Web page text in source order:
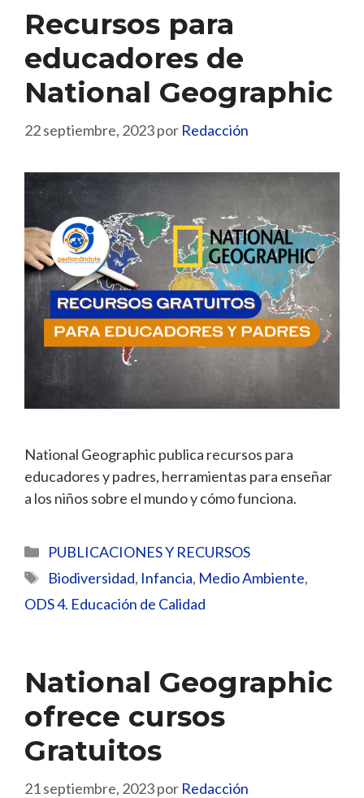
Recursos para
educadores de
National Geographic
22 septiembre, 2023por Redacción
National Geographic publica recursos para
educadores y padres, herramientas para enseñar
a los niños sobre el mundo y cómo funciona.
Categorías
PUBLICACIONES Y RECURSOS
Etiquetas
Biodiversidad, Infancia, Medio Ambiente,
ODS 4. Educación de Calidad
National Geographic
ofrece cursos
Gratuitos
21 septiembre, 2023por Redacción